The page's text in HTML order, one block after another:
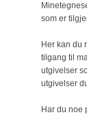
som er
Her kan du
tilgang til
utgivelser
utgivelser
Har du noe